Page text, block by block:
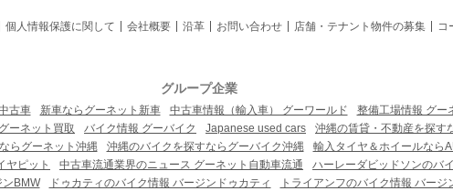
個人情報保護に関して 会社概要 沿革 お問い合わせ 店舗・テナント物件の募集 コ
グループ企業
古車 新車ならグーネット新車 中古車情報（輸入車） グーワールド
整備工場情報 グー
ーネット買取
バイク情報 グーバイク Japanese used cars
沖縄の賃貸・不動産を探す
らグーネット沖縄
沖縄のバイクを探すならグーバイク沖縄
輸入タイヤ＆ホイールなら
ヤピット
中古車流通業界のニュース グーネット自動車流通
ハーレーダビッドソンのバ
ンBMW
ドゥカティのバイク情報 バージンドゥカティ
トライアンフのバイク情報 バージ